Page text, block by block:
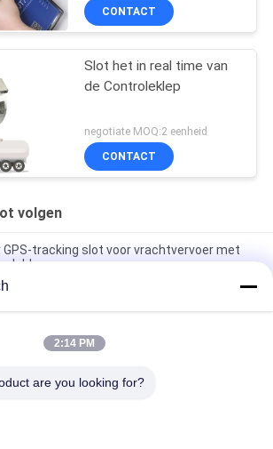
CONTACT
Slot het in real time van
de Controleklep
negotiate MOQ:2 eenheid
CONTACT
volgen
tracking slot voor vrachtvervoer met
Batterij GPS die Hangslot met
volgen
GPS tracking hangslot waterdicht
2:14 PM
are you looking for?